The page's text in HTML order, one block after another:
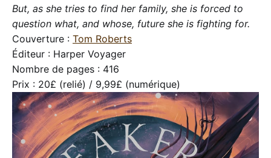
But, as she tries to find her family, she is forced to
question what, and whose, future she is fighting for.
Couverture : Tom Roberts
Éditeur : Harper Voyager
Nombre de pages : 416
Prix : 20£ (relié) / 9,99£ (numérique)